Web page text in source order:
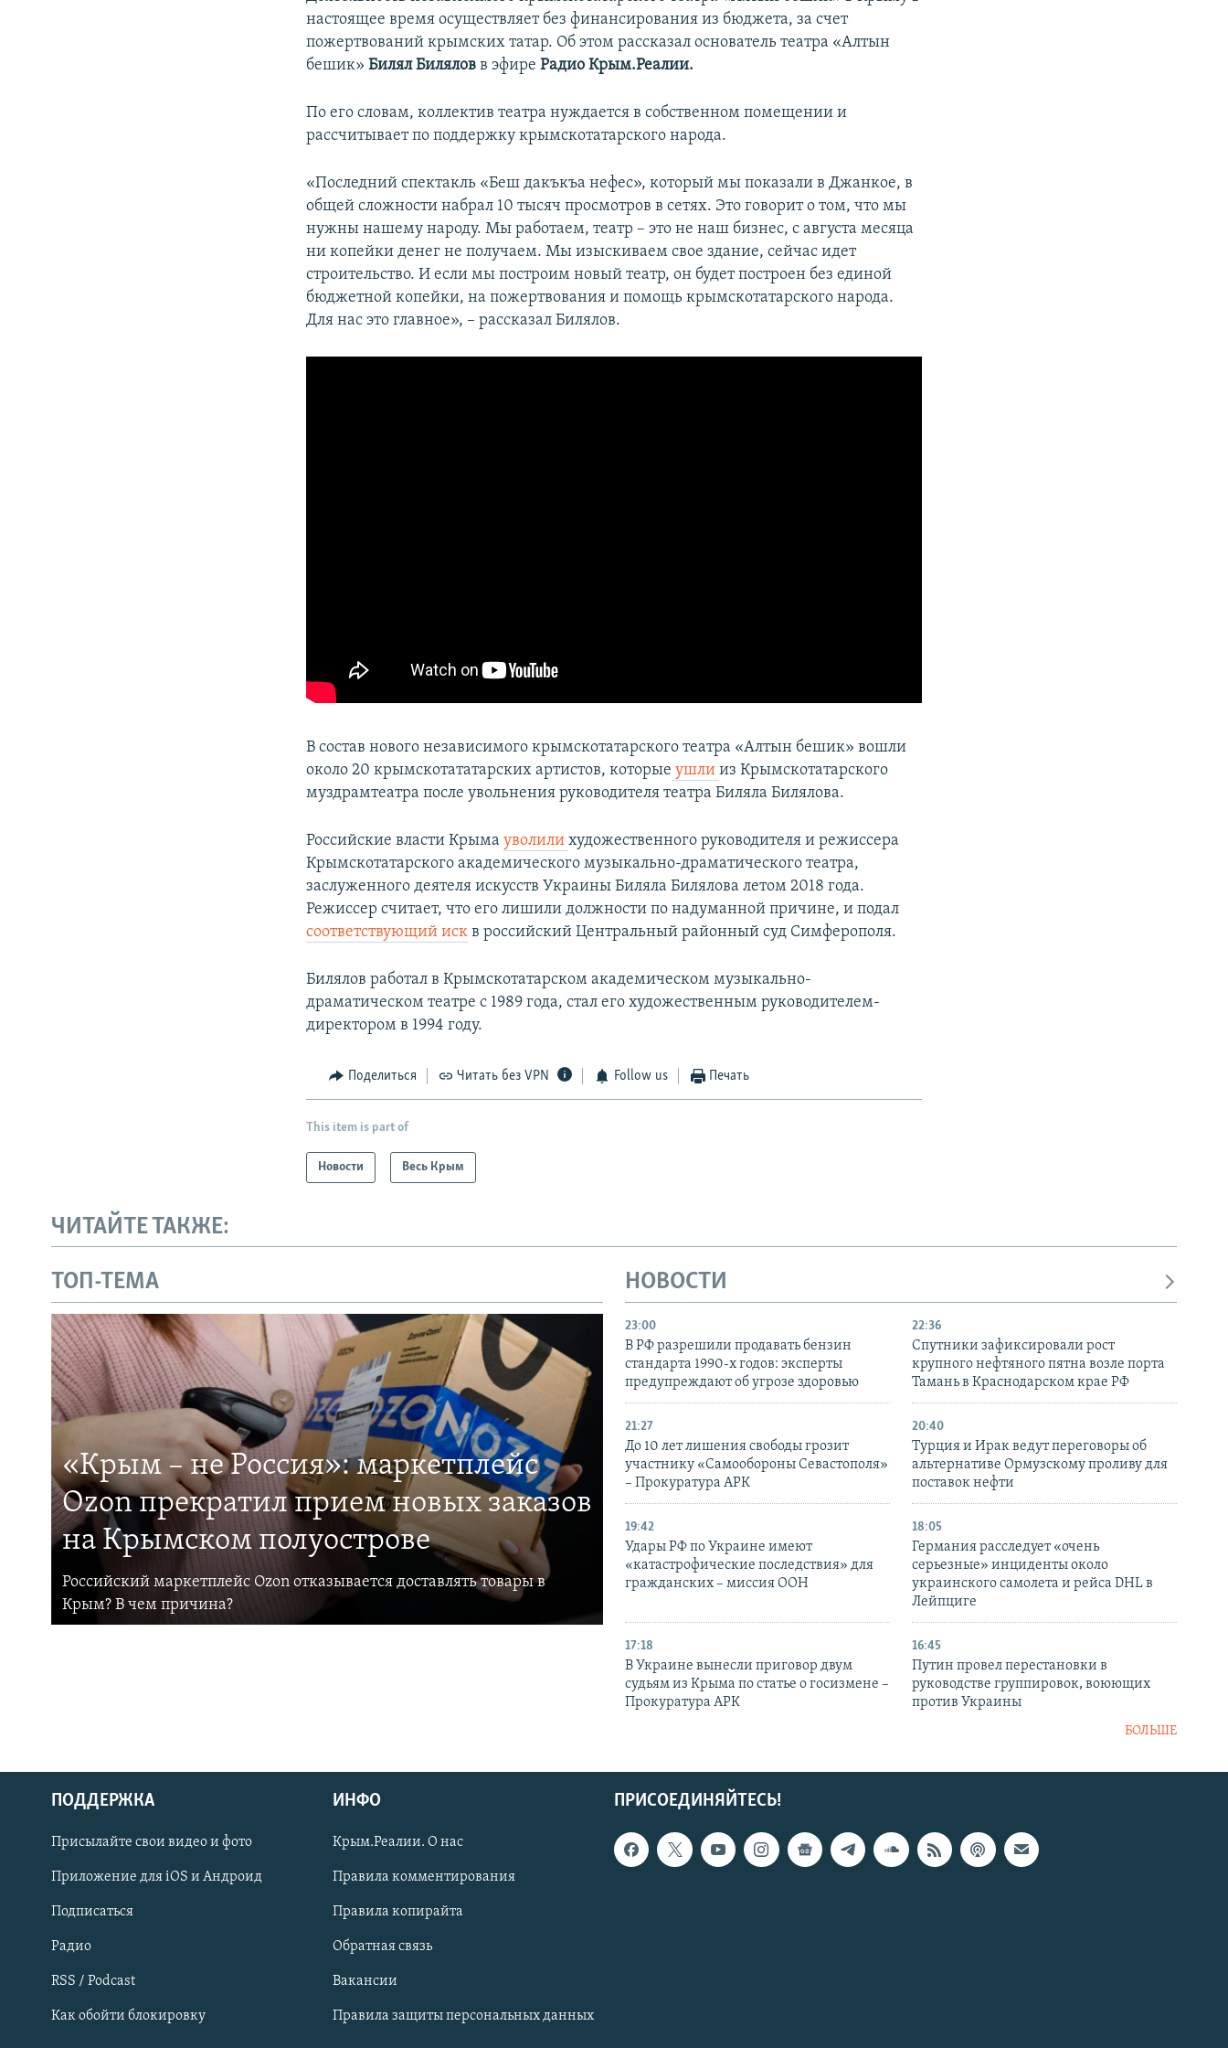
Українською
Qırımtatar
ПРИСОЕДИНЯЙТЕСЬ!
настоящее время осуществляет без финансирования из бюджета, за счет
пожертвований крымских татар. Об этом рассказал основатель театра «Алтын
бешик»Билял Билялов в эфире Радио Крым.Реалии.
По его словам, коллектив театра нуждается в собственном помещении и
рассчитывает по поддержку крымскотатарского народа.
«Последний спектакль «Беш дакъкъа нефес», который мы показали в Джанкое, в
общей сложности набрал 10 тысяч просмотров в сетях. Это говорит о том, что мы
нужны нашему народу. Мы работаем, театр – это не наш бизнес, с августа месяца
ни копейки денег не получаем. Мы изыскиваем свое здание, сейчас идет
строительство. И если мы построим новый театр, он будет построен без единой
бюджетной копейки, на пожертвования и помощь крымскотатарского народа.
Для нас это главное», – рассказал Билялов.
В состав нового независимого крымскотатарского театра «Алтын бешик» вошли
около 20 крымскотататарских артистов, которые ушлииз Крымскотатарского
муздрамтеатра после увольнения руководителя театра Биляла Билялова.
Российские власти Крымауволилихудожественного руководителя и режиссера
Крымскотатарского академического музыкально-драматического театра,
заслуженного деятеля искусств Украины Биляла Билялова летом 2018 года.
Режиссер считает, что его лишили должности по надуманной причине, и подал
соответствующий иск в российский Центральный районный суд Симферополя.
Билялов работал в Крымскотатарском академическом музыкально-
драматическом театре с 1989 года, стал его художественным руководителем-
директором в 1994 году.
Поделиться Читать без VPN Follow us Печать
This item is part of
Новости Весь Крым
ЧИТАЙТЕ ТАКЖЕ:
ТОП-ТЕМА
«Крым – не Россия»: маркетплейс
Ozon прекратил прием новых заказов
на Крымском полуострове
Российский маркетплейс Ozon отказывается доставлять товары в
Крым? В чем причина?
НОВОСТИ
23:00
В РФ разрешили продавать бензин
стандарта 1990-х годов: эксперты
предупреждают об угрозе здоровью
22:36
Спутники зафиксировали рост
крупного нефтяного пятна возле порта
Тамань в Краснодарском крае РФ
21:27
До 10 лет лишения свободы грозит
участнику «Самообороны Севастополя»
– Прокуратура АРК
20:40
Турция и Ирак ведут переговоры об
альтернативе Ормузскому проливу для
поставок нефти
19:42
Удары РФ по Украине имеют
«катастрофические последствия» для
гражданских – миссия ООН
18:05
Германия расследует «очень
серьезные» инциденты около
украинского самолета и рейса DHL в
Лейпциге
17:18
В Украине вынесли приговор двум
судьям из Крыма по статье о госизмене –
Прокуратура АРК
16:45
Путин провел перестановки в
руководстве группировок, воюющих
против Украины
БОЛЬШЕ
ПРИСОЕДИНЯЙТЕСЬ!
ПОДДЕРЖКА
Присылайте свои видео и фото
Приложение для iOS и Андроид
Подписаться
Радио
RSS / Podcast
Как обойти блокировку
ИНФО
Крым.Реалии. О нас
Правила комментирования
Правила копирайта
Обратная связь
Вакансии
Правила защиты персональных данных